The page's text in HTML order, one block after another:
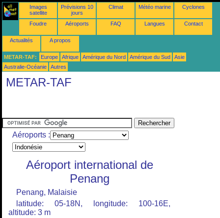
Images
satellite
Prévisions 10
jours
Climat Météo marine Cyclones
Foudre Aéroports FAQ Langues Contact
Actualités A propos
METAR-TAF: Europe Afrique Amérique du Nord Amérique du Sud
Asie
Australie-Océanie
Autres
METAR-TAF
Aéroports :
Aéroport international de
Penang
Penang, Malaisie
latitude: 05-18N, longitude: 100-16E,
altitude: 3 m